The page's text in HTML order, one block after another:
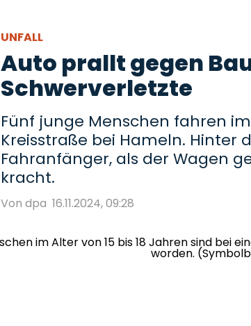
UNFALL
Auto prallt gegen
Schwerverletzte
Fünf junge Menschen fahren
Kreisstraße bei Hameln. Hinter
Fahranfänger, als der Wagen
kracht.
Von dpa 16.11.2024, 09:28